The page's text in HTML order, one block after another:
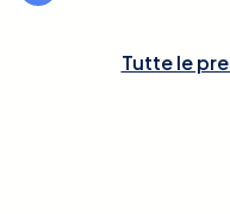
Tutte le